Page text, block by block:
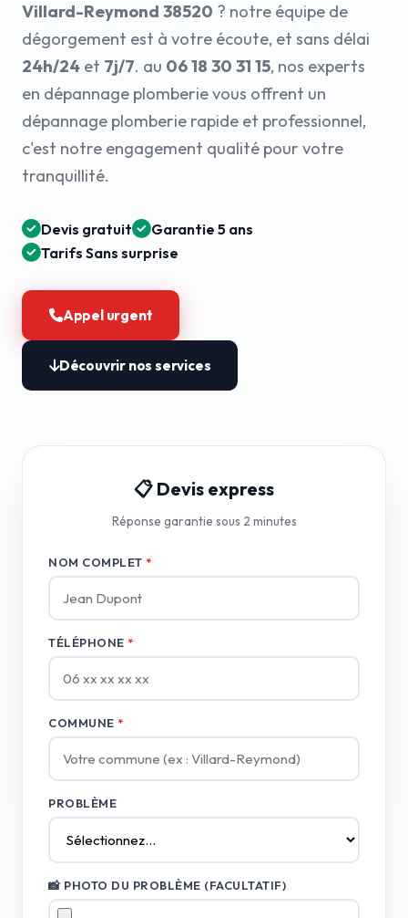
Villard-Reymond 38520 ? notre équipe de
dégorgement est à votre écoute, et sans délai
24h/24 et 7j/7. au 06 18 30 31 15, nos experts
en dépannage plomberie vous offrent un
dépannage plomberie rapide et professionnel,
c'est notre engagement qualité pour votre
tranquillité.
Devis gratuit
Garantie 5 ans
Tarifs Sans surprise
Appel urgent
Découvrir nos services
📋 Devis express
Réponse garantie sous 2 minutes
NOM COMPLET *
TÉLÉPHONE *
COMMUNE *
PROBLÈME
📸 PHOTO DU PROBLÈME (FACULTATIF)